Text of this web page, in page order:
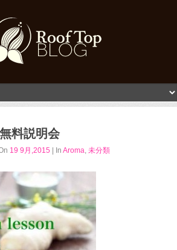
料説明会
19 9月,2015 | InAroma,未分類